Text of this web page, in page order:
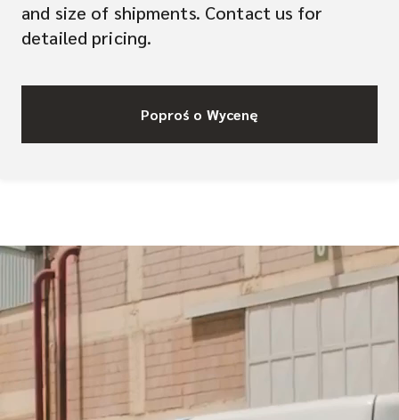
and size of shipments. Contact us for
detailed pricing.
Poproś o Wycenę